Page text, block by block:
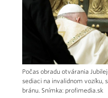
Počas obradu otvárania
sediaci na invalidnom vozíku,
bránu. Snímka: profimedia.sk